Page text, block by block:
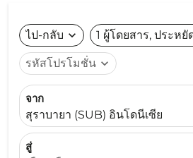
ไป-กลับ expand_more 1 ผู้โดยสาร, ประหยั
รหัสโปรโมชั่น expand_more
จาก
สุราบายา (SUB) อินโดนีเซีย
สู่